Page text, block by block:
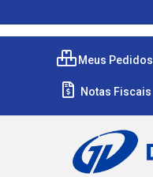
Meus Pedidos
Notas Fiscais